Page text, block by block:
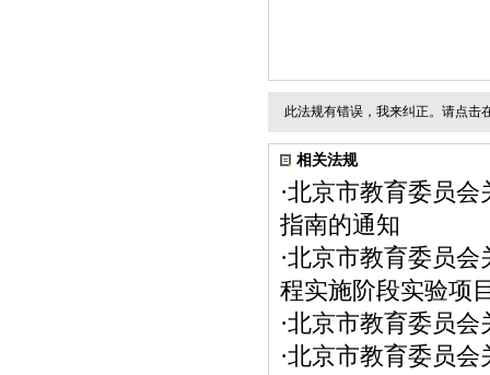
此法规有错误，我来纠正。请点击
相关法规
·北京市教育委员会
指南的通知
·北京市教育委员会
程实施阶段实验项
·北京市教育委员会
·北京市教育委员会